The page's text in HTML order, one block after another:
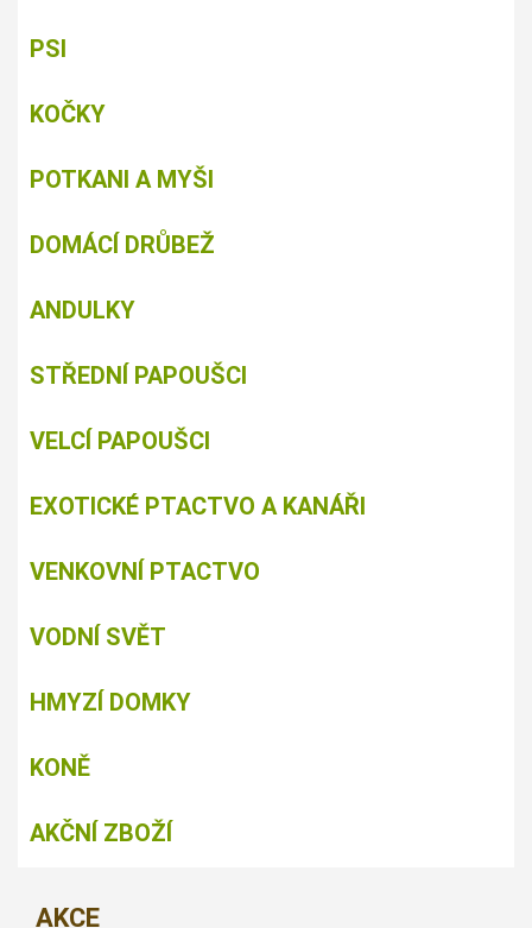
PSI
KOČKY
POTKANI A MYŠI
DOMÁCÍ DRŮBEŽ
ANDULKY
STŘEDNÍ PAPOUŠCI
VELCÍ PAPOUŠCI
EXOTICKÉ PTACTVO A KANÁŘI
VENKOVNÍ PTACTVO
VODNÍ SVĚT
HMYZÍ DOMKY
KONĚ
AKČNÍ ZBOŽÍ
AKCE